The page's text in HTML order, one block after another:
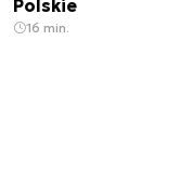
Polskie
16 min.